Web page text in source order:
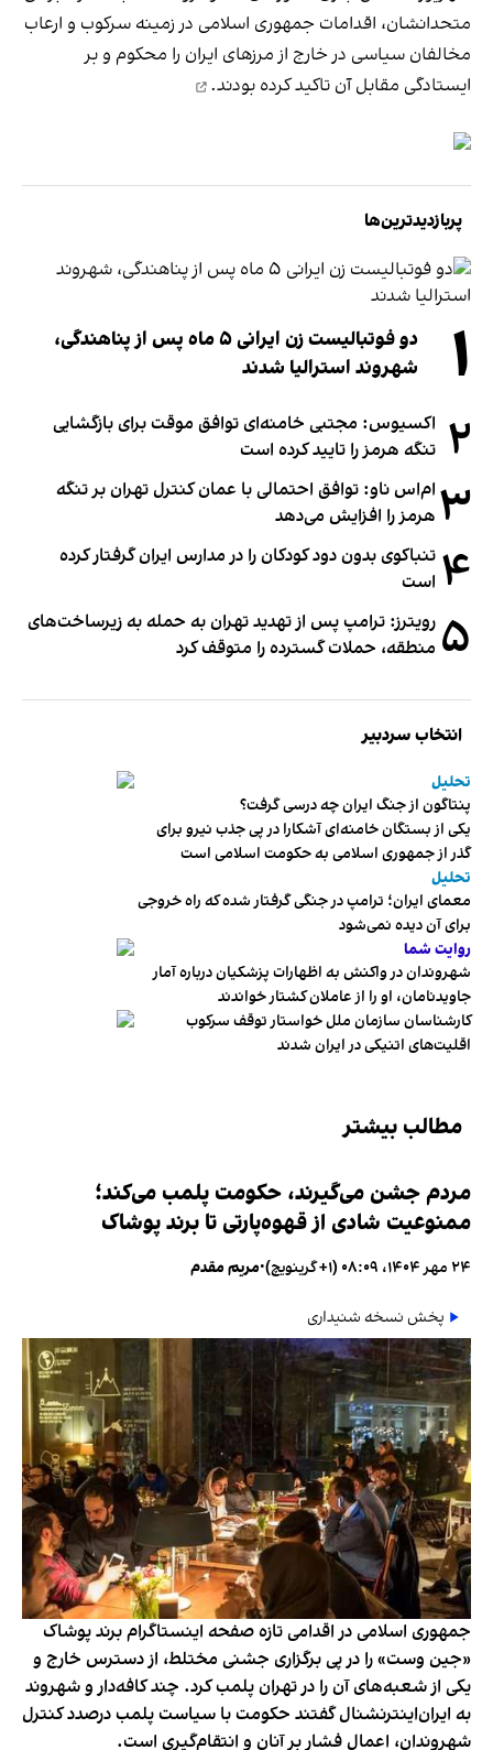
متحدانشان، اقدامات جمهوری اسلامی در زمینه سرکوب و ارعاب
مخالفان سیاسی در خارج از مرزهای ایران را محکوم و بر
ایستادگی مقابل آن تاکید کرده بودند.
پربازدیدترین‌ها
۱
دو فوتبالیست زن ایرانی ۵ ماه پس از پناهندگی،
شهروند استرالیا شدند
۲ اکسیوس: مجتبی خامنه‌ای توافق موقت برای بازگشایی
تنگه هرمز را تایید کرده است
۳ ام‌اس ناو: توافق احتمالی با عمان کنترل تهران بر تنگه
هرمز را افزایش می‌دهد
۴ تنباکوی بدون دود کودکان را در مدارس ایران گرفتار کرده
است
۵ رویترز: ترامپ پس از تهدید تهران به حمله به زیرساخت‌های
منطقه، حملات گسترده را متوقف کرد
انتخاب سردبیر
تحلیل
پنتاگون از جنگ ایران چه درسی گرفت؟
یکی از بستگان خامنه‌ای آشکارا در پی جذب نیرو برای
گذر از جمهوری اسلامی به حکومت اسلامی است
تحلیل
معمای ایران؛ ترامپ در جنگی گرفتار شده که راه خروجی
برای آن دیده نمی‌شود
روایت شما
شهروندان در واکنش به اظهارات پزشکیان درباره آمار
جاویدنامان، او را از عاملان کشتار خواندند
کارشناسان سازمان ملل خواستار توقف سرکوب
اقلیت‌های اتنیکی در ایران شدند
مطالب بیشتر
مردم جشن می‌گیرند، حکومت پلمب می‌کند؛
ممنوعیت شادی از قهوه‌پارتی تا برند پوشاک
۲۴ مهر ۱۴۰۴، ۰۸:۰۹ (‎+۱ گرینویچ) •مریم مقدم
پخش نسخه شنیداری
جمهوری اسلامی در اقدامی تازه صفحه اینستاگرام برند پوشاک
«جین وست» را در پی برگزاری جشنی مختلط، از دسترس خارج و
یکی از شعبه‌های آن را در تهران پلمب کرد. چند کافه‌‌دار و شهروند
به ایران‌اینترنشنال گفتند حکومت با سیاست پلمب درصدد کنترل
شهروندان، اعمال فشار بر آنان و انتقام‌گیری است.